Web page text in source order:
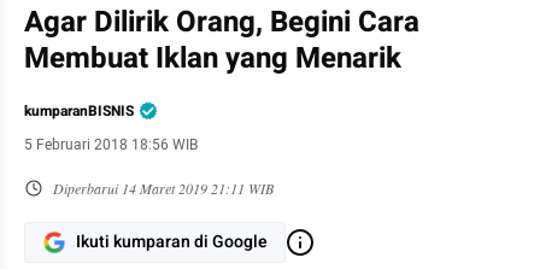
Agar Dilirik Orang, Begini Cara
Membuat Iklan yang Menarik
kumparanBISNIS
5 Februari 2018 18:56 WIB
Diperbarui 14 Maret 2019 21:11 WIB
Ikuti kumparan di Google